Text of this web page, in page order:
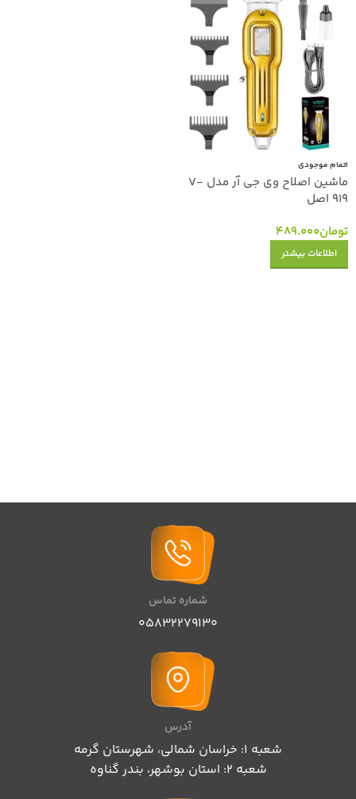
اتمام موجودی
ماشین اصلاح وی جی آر مدل V-
919 اصل
تومان489.000
اطلاعات بیشتر
شماره تماس
05832279130
آدرس
شعبه 1: خراسان شمالی، شهرستان گرمه
شعبه 2: استان بوشهر، بندر گناوه